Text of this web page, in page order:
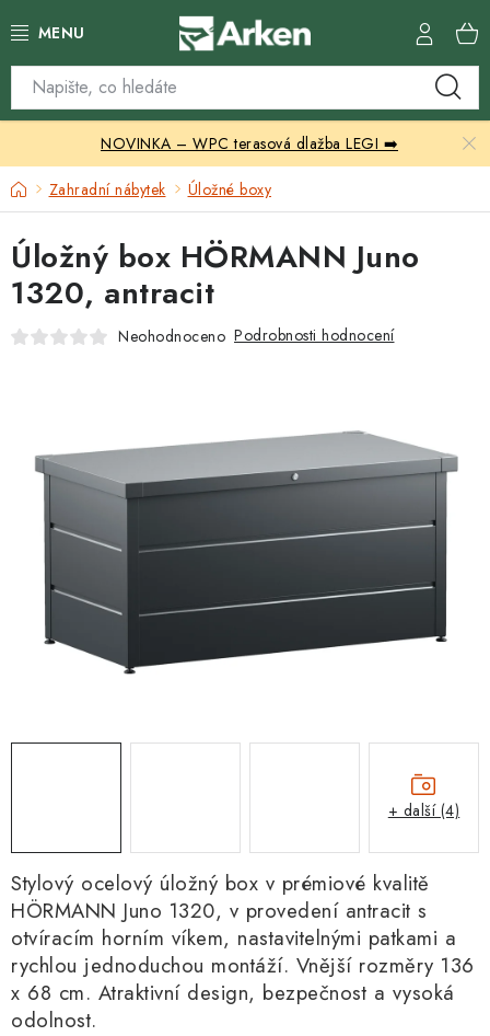
na
Skleníky
Zahradní přístřešky
Zahradní nábytek
Grily a ohniště
NOVINKA – WPC terasová dlažba LEGI ➡️
DomůZahradní nábytek Úložné boxy
Stylový ocelový úložný box v prémiové kvalitě
HÖRMANN Juno 1320, v provedení antracit s
otvíracím horním víkem, nastavitelnými patkami a
rychlou jednoduchou montáží. Vnější rozměry 136
x 68 cm. Atraktivní design, bezpečnost a vysoká
odolnost.
Úložný box HÖRMANN Juno
1320, antracit
Neohodnoceno Podrobnosti hodnocení
+ další (4)